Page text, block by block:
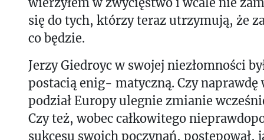
się do tych, którzy teraz utrzymują, że
co będzie.
Jerzy Giedroyc w swojej niezłomności
postacią enig- matyczną. Czy naprawdę
podział Europy ulegnie zmianie
Czy też, wobec całkowitego
sukcesu swoich poczynań, postępował,